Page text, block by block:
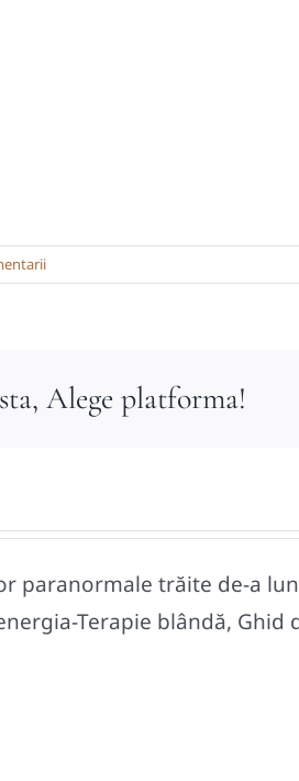
Alege platforma!
paranormale trăite de-a
Terapie blândă,